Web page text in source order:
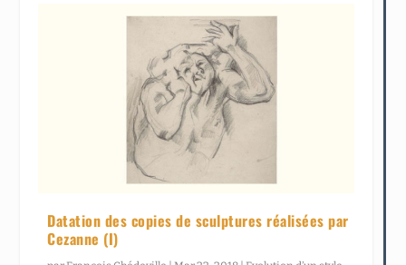
Datation des copies de sculptures réalisées par
Cezanne (I)